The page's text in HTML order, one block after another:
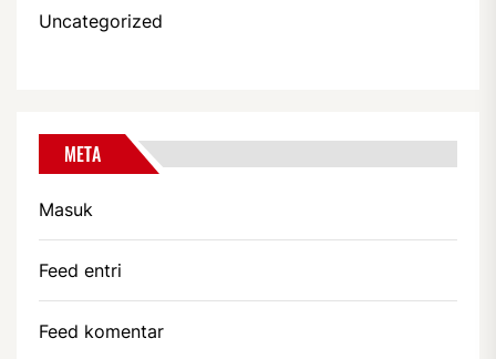
Uncategorized
META
Masuk
Feed entri
Feed komentar